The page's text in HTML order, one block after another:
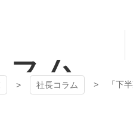
ム
社長コラム 「下